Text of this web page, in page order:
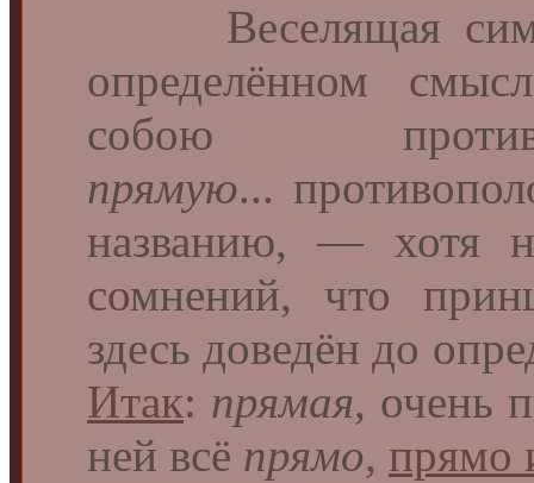
Веселящая
определённом
собою
прямую...
названию, — хотя
сомнений, что
здесь доведён до
Итак: прямая, очень
ней всё прямо, прямо